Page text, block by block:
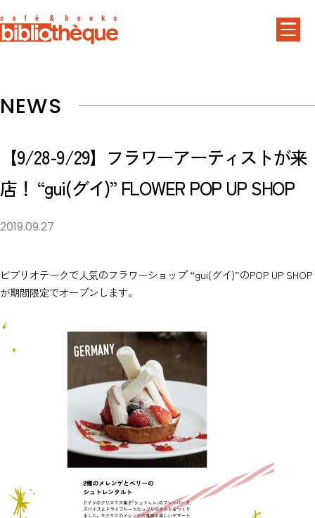
NEWS
【9/28-9/29】フラワーアーティストが来
店！ “gui(グイ)” FLOWER POP UP SHOP
2019.09.27
ビブリオテークで人気のフラワーショップ “gui(グイ)”のPOP UP SHOP
が期間限定でオープンします。